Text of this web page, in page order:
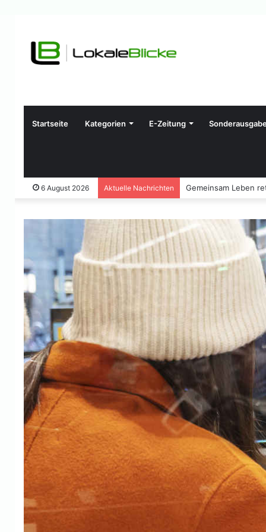
Startseite Kategorien E-Zeitung
6 August 2026 Aktuelle Nachrichten Gemeinsam Leben